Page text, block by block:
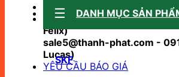
Sale support:
sale10@thanh-phat.com -
Felix)
sale5@thanh-phat.com -
Lucas)
YÊU CẦU BÁO GIÁ
DANH MỤC SẢN
SKF